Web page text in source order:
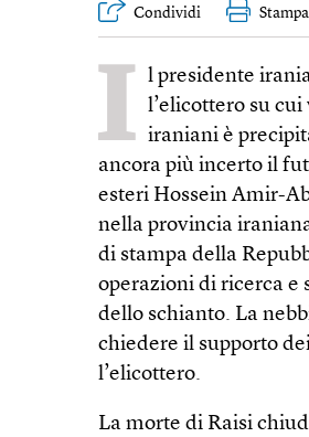
Condividi Stampa
I l presidente
l’elicottero su
iraniani è
ancora più incerto il
esteri Hossein Amir-
nella provincia
di stampa della
operazioni di ricerca e
dello schianto. La
chiedere il supporto
l’elicottero.
La morte di Raisi